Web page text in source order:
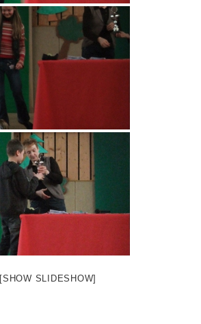
[SHOW SLIDESHOW]